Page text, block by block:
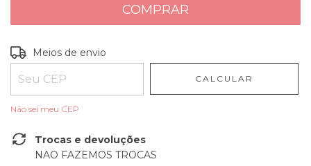
Entregas para o CEP:
Meios de envio
CALCULAR
Não sei meu CEP
Trocas e devoluções
NAO FAZEMOS TROCAS